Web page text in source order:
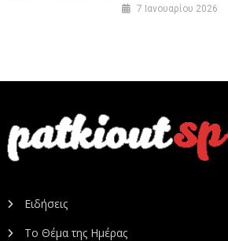
7 Ιανουαρίου 2026
Ειδήσεις
Το Θέμα της Ημέρας